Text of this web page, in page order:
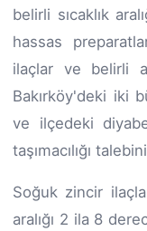
belirli sıcaklık
hassas
ilaçlar ve belirli
Bakırköy'deki iki
ve ilçedeki
taşımacılığı
Soğuk zincir
aralığı 2 ila 8